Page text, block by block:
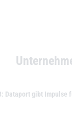
Dataport gibt